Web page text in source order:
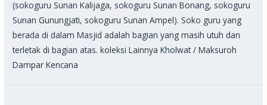
(sokoguru Sunan Kalijaga, sokoguru Sunan Bonang, sokoguru
Sunan Gunungjati, sokoguru Sunan Ampel). Soko guru yang
berada di dalam Masjid adalah bagian yang masih utuh dan
terletak di bagian atas. koleksi Lainnya Kholwat / Maksuroh
Dampar Kencana